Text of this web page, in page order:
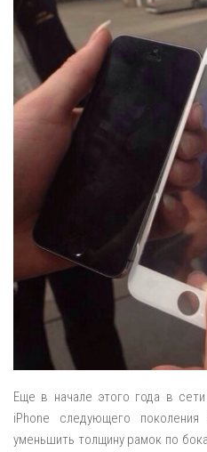
Еще в начале этого года в
iPhone следующего поколения
уменьшить толщину рамок по